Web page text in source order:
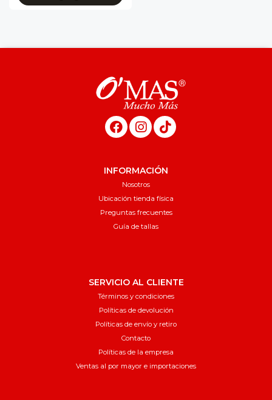
INFORMACIÓN
Nosotros
Ubicación tienda física
Preguntas frecuentes
Guía de tallas
SERVICIO AL CLIENTE
Términos y condiciones
Políticas de devolución
Políticas de envío y retiro
Contacto
Políticas de la empresa
Ventas al por mayor e importaciones